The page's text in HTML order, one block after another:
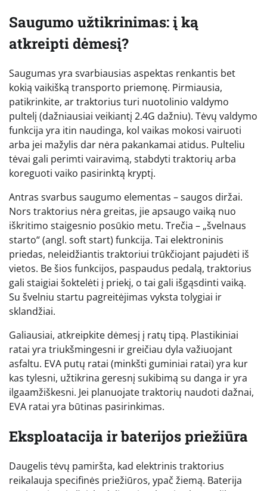
Saugumo užtikrinimas: į ką
atkreipti dėmesį?
Saugumas yra svarbiausias aspektas renkantis bet
kokią vaikišką transporto priemonę. Pirmiausia,
patikrinkite, ar traktorius turi nuotolinio valdymo
pultelį (dažniausiai veikiantį 2.4G dažniu). Tėvų valdymo
funkcija yra itin naudinga, kol vaikas mokosi vairuoti
arba jei mažylis dar nėra pakankamai atidus. Pulteliu
tėvai gali perimti vairavimą, stabdyti traktorių arba
koreguoti vaiko pasirinktą kryptį.
Antras svarbus saugumo elementas – saugos diržai.
Nors traktorius nėra greitas, jie apsaugo vaiką nuo
iškritimo staigesnio posūkio metu. Trečia – „švelnaus
starto“ (angl. soft start) funkcija. Tai elektroninis
priedas, neleidžiantis traktoriui trūkčiojant pajudėti iš
vietos. Be šios funkcijos, paspaudus pedalą, traktorius
gali staigiai šoktelėti į priekį, o tai gali išgąsdinti vaiką.
Su švelniu startu pagreitėjimas vyksta tolygiai ir
sklandžiai.
Galiausiai, atkreipkite dėmesį į ratų tipą. Plastikiniai
ratai yra triukšmingesni ir greičiau dyla važiuojant
asfaltu. EVA putų ratai (minkšti guminiai ratai) yra kur
kas tylesni, užtikrina geresnį sukibimą su danga ir yra
ilgaamžiškesni. Jei planuojate traktorių naudoti dažnai,
EVA ratai yra būtinas pasirinkimas.
Eksploatacija ir baterijos priežiūra
Daugelis tėvų pamiršta, kad elektrinis traktorius
reikalauja specifinės priežiūros, ypač žiemą. Baterija